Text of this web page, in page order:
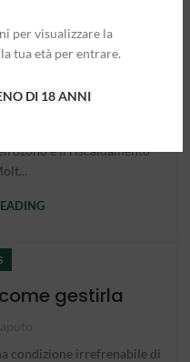
per visualizzare la
tua età per entrare.
DI 18 ANNI
e il riscaldamento
gestirla
condizione irrefrenabile di